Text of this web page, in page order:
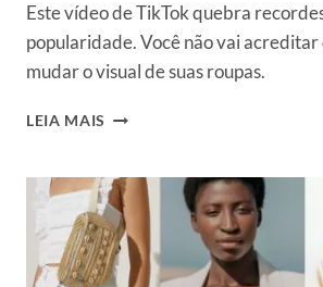
Este vídeo de TikTok quebra
popularidade. Você não vai acreditar
mudar o visual de suas roupas.
LEIA MAIS VÍDEO
COMO
REMODELAR
ROUPAS
VELHAS
EM